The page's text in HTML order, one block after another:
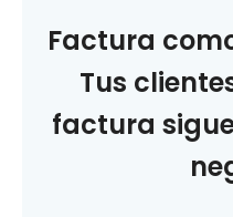
Factura
Tus
factura